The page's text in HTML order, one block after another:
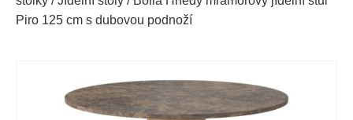
Piro 125 cm s dubovou podnoží